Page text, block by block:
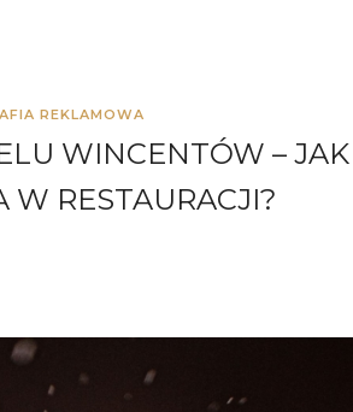
REKLAMOWA
WINCENTÓW – JAK
W RESTAURACJI?